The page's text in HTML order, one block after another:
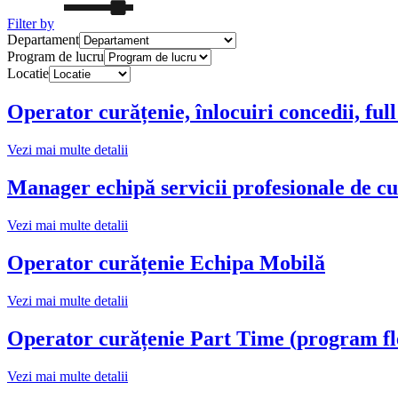
Filter by
Departament
Program de lucru
Locatie
Operator curățenie, înlocuiri concedii,
Vezi mai multe detalii
Manager echipă servicii profesionale de
Vezi mai multe detalii
Operator curățenie Echipa Mobilă
Vezi mai multe detalii
Operator curățenie Part Time (program
Vezi mai multe detalii